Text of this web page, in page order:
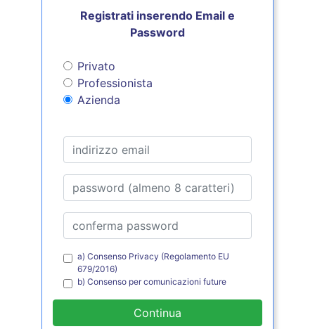
Registrati inserendo Email e
Password
Privato
Professionista
Azienda
a) Consenso Privacy (Regolamento EU
679/2016)
b) Consenso per comunicazioni future
Continua